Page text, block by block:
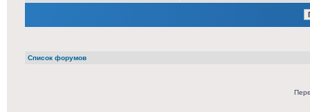
Список форумов